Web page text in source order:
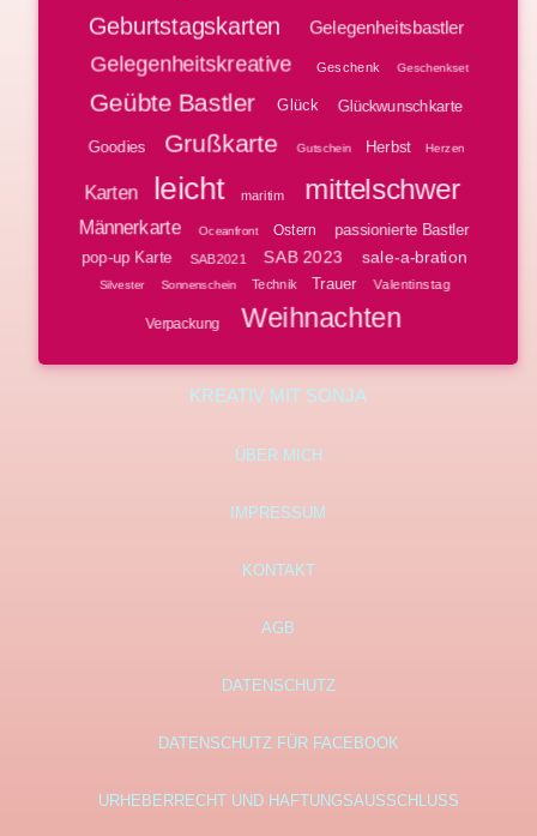
Geburtstagskarten Gelegenheitsbastler
Gelegenheitskreative Geschenk Geschenkset
Geübte Bastler Glück Glückwunschkarte
Goodies Grußkarte Gutschein Herbst Herzen
Karten leicht maritim mittelschwer
Männerkarte Oceanfront Ostern
passionierte Bastler
pop-up Karte
SAB2021 SAB 2023 sale-a-bration
Silvester Sonnenschein Technik Trauer Valentinstag
Verpackung Weihnachten
KREATIV MIT SONJA
ÜBER MICH
IMPRESSUM
KONTAKT
AGB
DATENSCHUTZ
DATENSCHUTZ FÜR FACEBOOK
URHEBERRECHT UND HAFTUNGSAUSSCHLUSS